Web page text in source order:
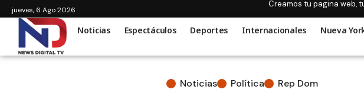
jueves, 6 Ago 2026
Creamos tu pagina web,
Noticias Espectáculos Deportes Internacionales Nueva
Noticias Política Rep Dom